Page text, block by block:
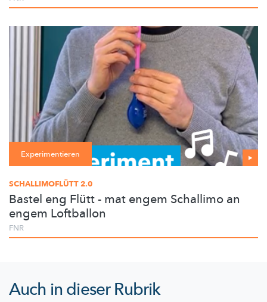
Experimentieren
SCHALLIMOFLÜTT 2.0
Bastel eng Flütt - mat engem Schallimo an
engem Loftballon
FNR
Auch in dieser Rubrik